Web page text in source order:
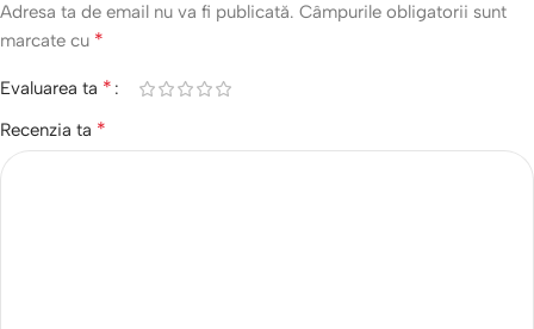
Adresa ta de email nu va fi publicată. Câmpurile obligatorii sunt
marcate cu *
Evaluarea ta *
Recenzia ta *